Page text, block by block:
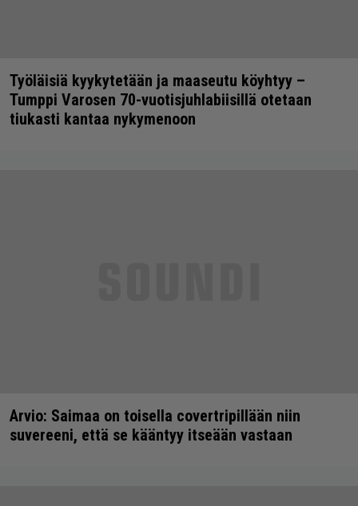
Työläisiä kyykytetään ja maaseutu köyhtyy –
Tumppi Varosen 70-vuotisjuhlabiisillä otetaan
tiukasti kantaa nykymenoon
Arvio: Saimaa on toisella covertripillään niin
suvereeni, että se kääntyy itseään vastaan